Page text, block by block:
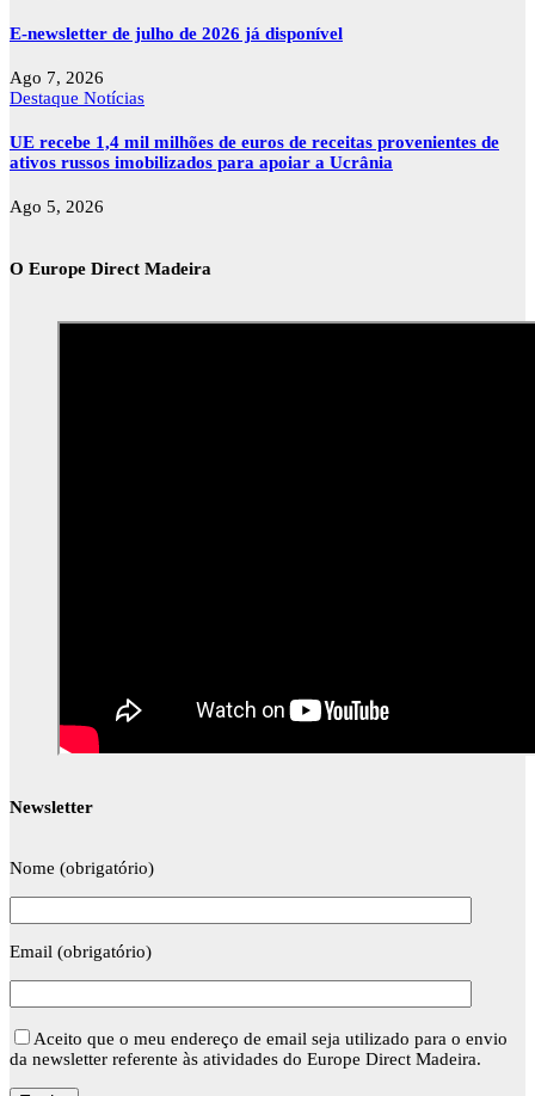
E-newsletter de julho de 2026 já disponível
Ago 7, 2026
Destaque Notícias
UE recebe 1,4 mil milhões de euros de receitas provenientes de
ativos russos imobilizados para apoiar a Ucrânia
Ago 5, 2026
O Europe Direct Madeira
Newsletter
Nome (obrigatório)
Email (obrigatório)
Aceito que o meu endereço de email seja utilizado para o envio
da newsletter referente às atividades do Europe Direct Madeira.